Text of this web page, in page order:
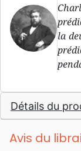
la
en
Détails du
Avis du